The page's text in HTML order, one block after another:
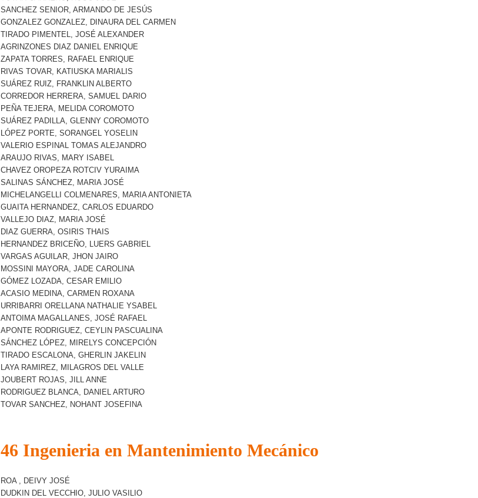
SANCHEZ SENIOR, ARMANDO DE JESÚS
GONZALEZ GONZALEZ, DINAURA DEL CARMEN
TIRADO PIMENTEL, JOSÉ ALEXANDER
AGRINZONES DIAZ DANIEL ENRIQUE
ZAPATA TORRES, RAFAEL ENRIQUE
RIVAS TOVAR, KATIUSKA MARIALIS
SUÁREZ RUIZ, FRANKLIN ALBERTO
CORREDOR HERRERA, SAMUEL DARIO
PEÑA TEJERA, MELIDA COROMOTO
SUÁREZ PADILLA, GLENNY COROMOTO
LÓPEZ PORTE, SORANGEL YOSELIN
VALERIO ESPINAL TOMAS ALEJANDRO
ARAUJO RIVAS, MARY ISABEL
CHAVEZ OROPEZA ROTCIV YURAIMA
SALINAS SÁNCHEZ, MARIA JOSÉ
MICHELANGELLI COLMENARES, MARIA ANTONIETA
GUAITA HERNANDEZ, CARLOS EDUARDO
VALLEJO DIAZ, MARIA JOSÉ
DIAZ GUERRA, OSIRIS THAIS
HERNANDEZ BRICEÑO, LUERS GABRIEL
VARGAS AGUILAR, JHON JAIRO
MOSSINI MAYORA, JADE CAROLINA
GÓMEZ LOZADA, CESAR EMILIO
ACASIO MEDINA, CARMEN ROXANA
URRIBARRI ORELLANA NATHALIE YSABEL
ANTOIMA MAGALLANES, JOSÉ RAFAEL
APONTE RODRIGUEZ, CEYLIN PASCUALINA
SÁNCHEZ LÓPEZ, MIRELYS CONCEPCIÓN
TIRADO ESCALONA, GHERLIN JAKELIN
LAYA RAMIREZ, MILAGROS DEL VALLE
JOUBERT ROJAS, JILL ANNE
RODRIGUEZ BLANCA, DANIEL ARTURO
TOVAR SANCHEZ, NOHANT JOSEFINA
46 Ingenieria en Mantenimiento Mecánico
ROA , DEIVY JOSÉ
DUDKIN DEL VECCHIO, JULIO VASILIO